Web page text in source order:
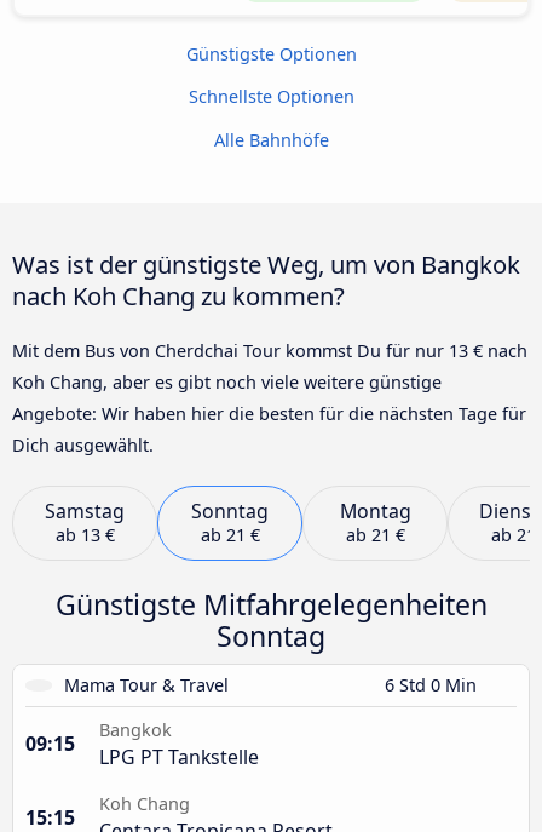
Günstigste Optionen
Schnellste Optionen
Alle Bahnhöfe
Was ist der günstigste Weg, um von Bangkok
nach Koh Chang zu kommen?
Mit dem Bus von Cherdchai Tour kommst Du für nur 13 € nach
Koh Chang, aber es gibt noch viele weitere günstige
Angebote: Wir haben hier die besten für die nächsten Tage für
Dich ausgewählt.
Samstag
ab 13 €
Sonntag
ab 21 €
Montag
ab 21 € ab 21
Günstigste Mitfahrgelegenheiten
Sonntag
Mama Tour & Travel 6 Std 0 Min
09:15
Bangkok
LPG PT Tankstelle
15:15
Koh Chang